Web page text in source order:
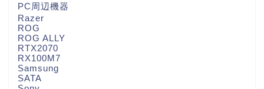
PC周辺機器
Razer
ROG
ROG ALLY
RTX2070
RX100M7
Samsung
SATA